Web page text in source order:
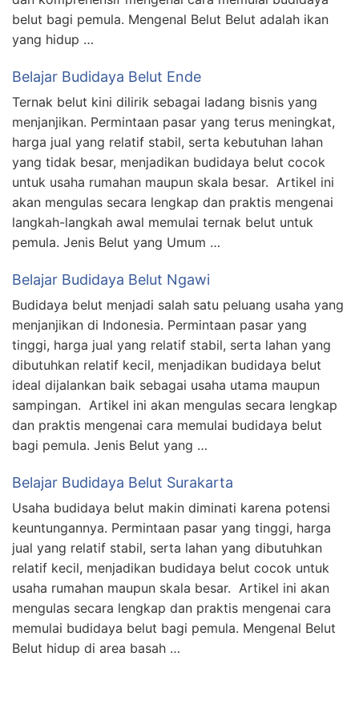
belut bagi pemula. Mengenal Belut Belut adalah ikan
yang hidup …
Belajar Budidaya Belut Ende
Ternak belut kini dilirik sebagai ladang bisnis yang
menjanjikan. Permintaan pasar yang terus meningkat,
harga jual yang relatif stabil, serta kebutuhan lahan
yang tidak besar, menjadikan budidaya belut cocok
untuk usaha rumahan maupun skala besar. Artikel ini
akan mengulas secara lengkap dan praktis mengenai
langkah-langkah awal memulai ternak belut untuk
pemula. Jenis Belut yang Umum …
Belajar Budidaya Belut Ngawi
Budidaya belut menjadi salah satu peluang usaha yang
menjanjikan di Indonesia. Permintaan pasar yang
tinggi, harga jual yang relatif stabil, serta lahan yang
dibutuhkan relatif kecil, menjadikan budidaya belut
ideal dijalankan baik sebagai usaha utama maupun
sampingan. Artikel ini akan mengulas secara lengkap
dan praktis mengenai cara memulai budidaya belut
bagi pemula. Jenis Belut yang …
Belajar Budidaya Belut Surakarta
Usaha budidaya belut makin diminati karena potensi
keuntungannya. Permintaan pasar yang tinggi, harga
jual yang relatif stabil, serta lahan yang dibutuhkan
relatif kecil, menjadikan budidaya belut cocok untuk
usaha rumahan maupun skala besar. Artikel ini akan
mengulas secara lengkap dan praktis mengenai cara
memulai budidaya belut bagi pemula. Mengenal Belut
Belut hidup di area basah …